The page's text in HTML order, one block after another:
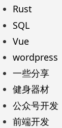
Rust
SQL
Vue
wordpress
一些分享
健身器材
公众号开发
前端开发